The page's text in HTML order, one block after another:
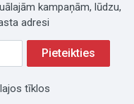
kampaņām, lūdzu,
adresi
Pieteikties
tīklos